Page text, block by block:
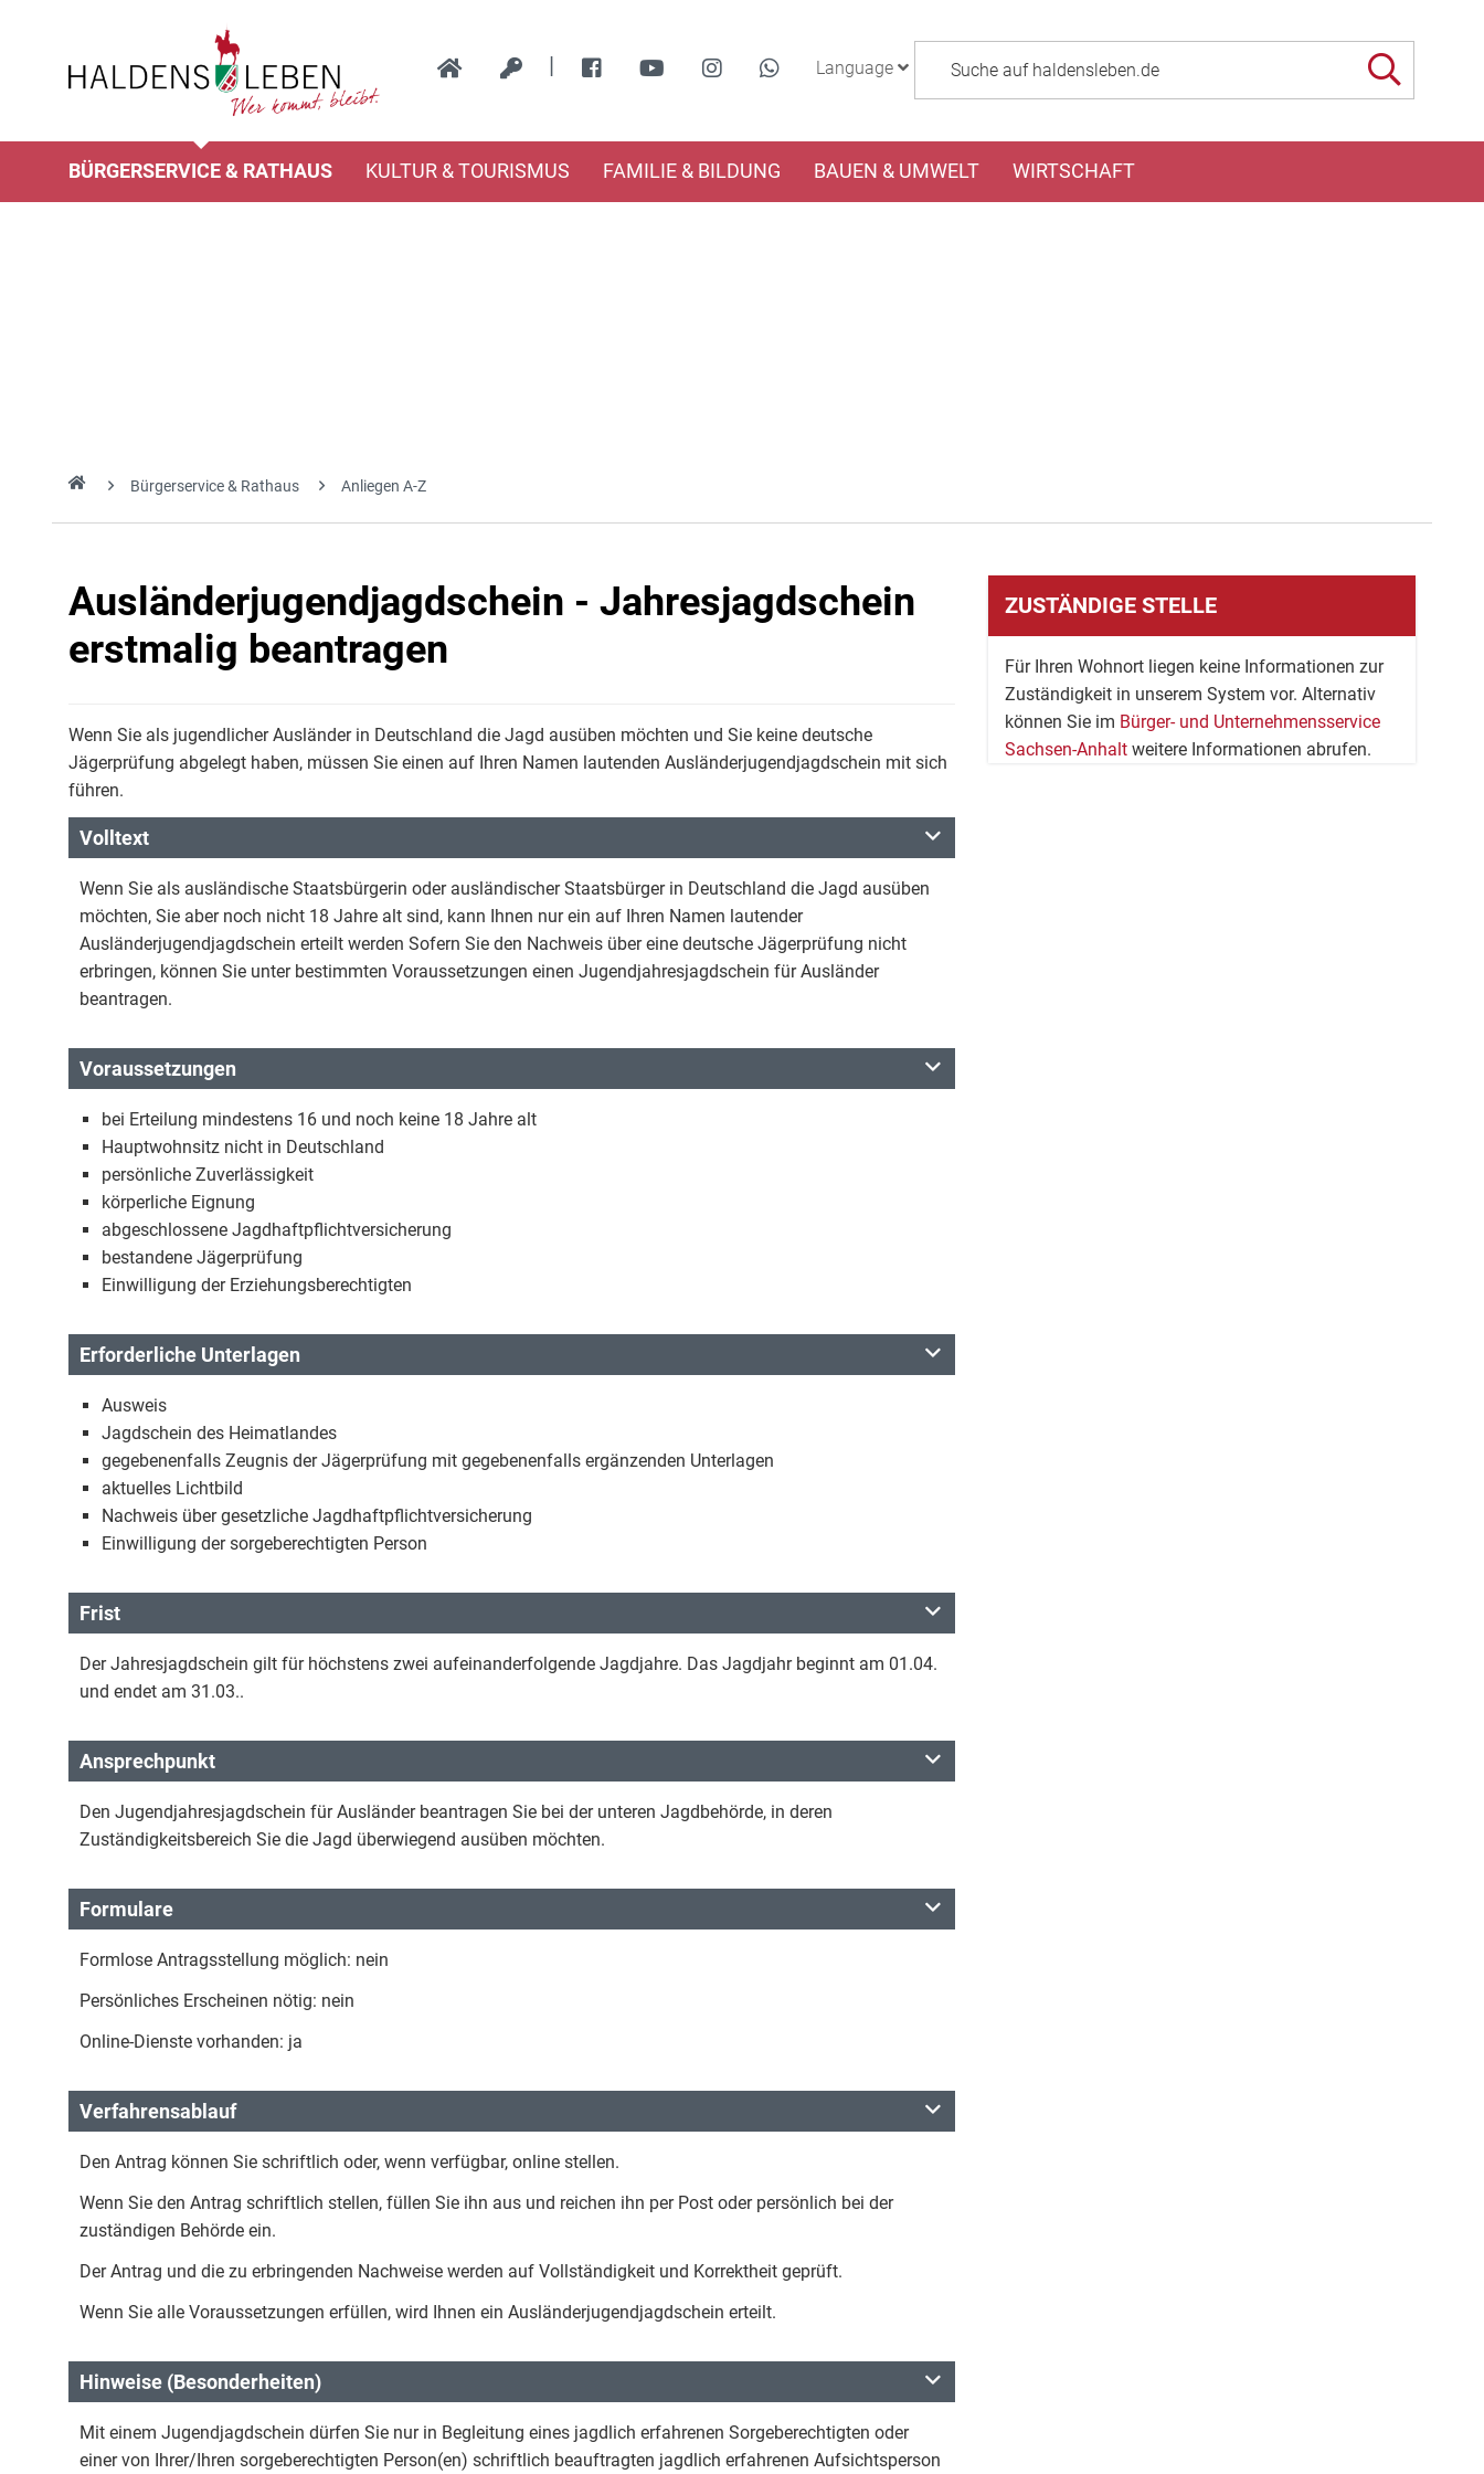
| Language
BÜRGERSERVICE & RATHAUS KULTUR & TOURISMUS FAMILIE & BILDUNG BAUEN & UMWELT WIRTSCHAFT
Bürgerservice & Rathaus Anliegen A-Z
Ausländerjugendjagdschein - Jahresjagdschein
erstmalig beantragen
Wenn Sie als jugendlicher Ausländer in Deutschland die Jagd ausüben möchten und Sie keine deutsche
Jägerprüfung abgelegt haben, müssen Sie einen auf Ihren Namen lautenden Ausländerjugendjagdschein mit sich
führen.
Volltext
Wenn Sie als ausländische Staatsbürgerin oder ausländischer Staatsbürger in Deutschland die Jagd ausüben
möchten, Sie aber noch nicht 18 Jahre alt sind, kann Ihnen nur ein auf Ihren Namen lautender
Ausländerjugendjagdschein erteilt werden Sofern Sie den Nachweis über eine deutsche Jägerprüfung nicht
erbringen, können Sie unter bestimmten Voraussetzungen einen Jugendjahresjagdschein für Ausländer
beantragen.
Voraussetzungen
bei Erteilung mindestens 16 und noch keine 18 Jahre alt
Hauptwohnsitz nicht in Deutschland
persönliche Zuverlässigkeit
körperliche Eignung
abgeschlossene Jagdhaftpflichtversicherung
bestandene Jägerprüfung
Einwilligung der Erziehungsberechtigten
Erforderliche Unterlagen
Ausweis
Jagdschein des Heimatlandes
gegebenenfalls Zeugnis der Jägerprüfung mit gegebenenfalls ergänzenden Unterlagen
aktuelles Lichtbild
Nachweis über gesetzliche Jagdhaftpflichtversicherung
Einwilligung der sorgeberechtigten Person
Frist
Der Jahresjagdschein gilt für höchstens zwei aufeinanderfolgende Jagdjahre. Das Jagdjahr beginnt am 01.04.
und endet am 31.03..
Ansprechpunkt
Den Jugendjahresjagdschein für Ausländer beantragen Sie bei der unteren Jagdbehörde, in deren
Zuständigkeitsbereich Sie die Jagd überwiegend ausüben möchten.
Formulare
Formlose Antragsstellung möglich: nein
Persönliches Erscheinen nötig: nein
Online-Dienste vorhanden: ja
Verfahrensablauf
Den Antrag können Sie schriftlich oder, wenn verfügbar, online stellen.
Wenn Sie den Antrag schriftlich stellen, füllen Sie ihn aus und reichen ihn per Post oder persönlich bei der
zuständigen Behörde ein.
Der Antrag und die zu erbringenden Nachweise werden auf Vollständigkeit und Korrektheit geprüft.
Wenn Sie alle Voraussetzungen erfüllen, wird Ihnen ein Ausländerjugendjagdschein erteilt.
Hinweise (Besonderheiten)
Mit einem Jugendjagdschein dürfen Sie nur in Begleitung eines jagdlich erfahrenen Sorgeberechtigten oder
einer von Ihrer/Ihren sorgeberechtigten Person(en) schriftlich beauftragten jagdlich erfahrenen Aufsichtsperson
ZUSTÄNDIGE STELLE
Für Ihren Wohnort liegen keine Informationen zur
Zuständigkeit in unserem System vor. Alternativ
können Sie im Bürger- und Unternehmensservice
Sachsen-Anhalt weitere Informationen abrufen.